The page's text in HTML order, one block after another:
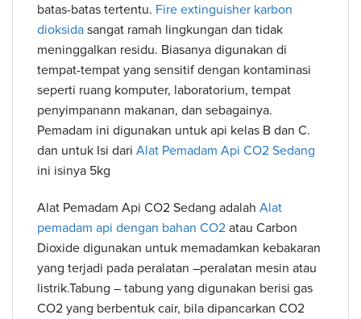
batas-batas tertentu. Fire extinguisher karbon
dioksida sangat ramah lingkungan dan tidak
meninggalkan residu. Biasanya digunakan di
tempat-tempat yang sensitif dengan kontaminasi
seperti ruang komputer, laboratorium, tempat
penyimpanann makanan, dan sebagainya.
Pemadam ini digunakan untuk api kelas B dan C.
dan untuk Isi dari Alat Pemadam Api CO2 Sedang
ini isinya 5kg
Alat Pemadam Api CO2 Sedang adalah Alat
pemadam api dengan bahan CO2 atau Carbon
Dioxide digunakan untuk memadamkan kebakaran
yang terjadi pada peralatan –peralatan mesin atau
listrik.Tabung – tabung yang digunakan berisi gas
CO2 yang berbentuk cair, bila dipancarkan CO2